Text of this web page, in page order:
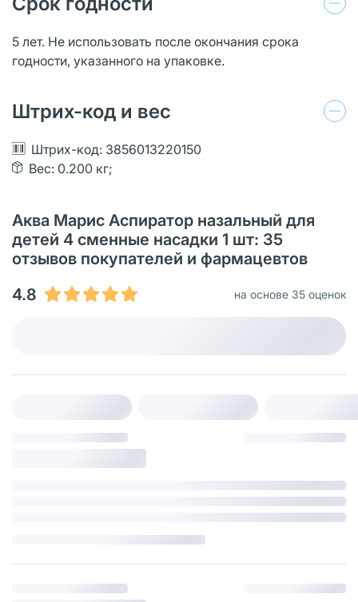
5 лет. Не использовать после окончания срока
годности, указанного на упаковке.
Штрих-код и вес
Штрих-код: 3856013220150
Вес: 0.200 кг;
Аква Марис Аспиратор назальный для
детей 4 сменные насадки 1 шт: 35
отзывов покупателей и фармацевтов
4.8
на основе 35 оценок